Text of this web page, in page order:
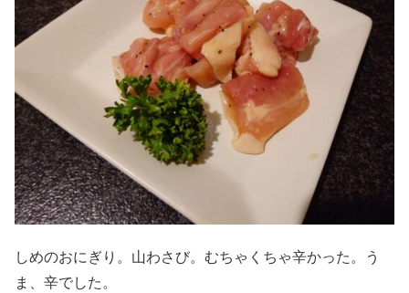
しめのおにぎり。山わさび。むちゃくちゃ辛かった。う
ま、辛でした。